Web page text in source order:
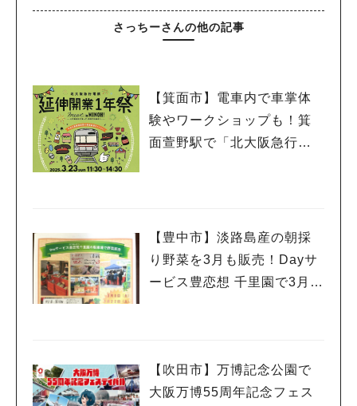
さっちーさんの他の記事
【箕面市】電車内で車掌体
験やワークショップも！箕
面萱野駅で「北大阪急行電
【豊中市】淡路島産の朝採
り野菜を3月も販売！Dayサ
ービス豊恋想 千里園で3月8
【吹田市】万博記念公園で
大阪万博55周年記念フェス